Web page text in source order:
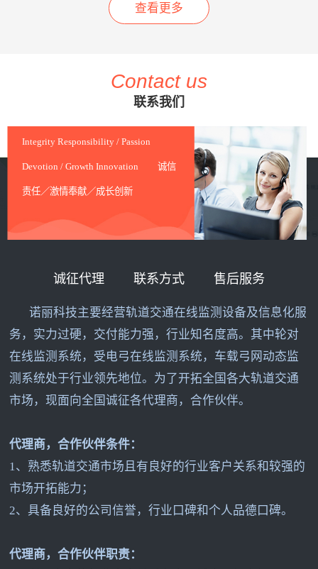
查看更多
Contact us
联系我们
Integrity Responsibility / Passion
Devotion / Growth Innovation 诚信
责任／激情奉献／成长创新
诚征代理 联系方式 售后服务
诺丽科技主要经营轨道交通在线监测设备及信息化服
务，实力过硬，交付能力强，行业知名度高。其中轮对
在线监测系统，受电弓在线监测系统，车载弓网动态监
测系统处于行业领先地位。为了开拓全国各大轨道交通
市场，现面向全国诚征各代理商，合作伙伴。
代理商，合作伙伴条件：
1、熟悉轨道交通市场且有良好的行业客户关系和较强的
市场开拓能力；
2、具备良好的公司信誉，行业口碑和个人品德口碑。
代理商，合作伙伴职责：